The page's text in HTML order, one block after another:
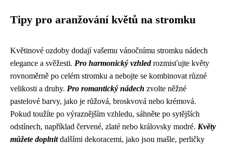
Tipy pro aranžování květů na stromku
Květinové ozdoby dodají vašemu vánočnímu stromku nádech
elegance a svěžesti. Pro harmonický vzhledrozmisťujte květy
rovnoměrně po celém stromku a nebojte se kombinovat různé
velikosti a druhy. Pro romantický nádech zvolte něžné
pastelové barvy, jako je růžová, broskvová nebo krémová.
Pokud toužíte po výraznějším vzhledu, sáhněte po sytějších
odstínech, například červené, zlaté nebo královsky modré. Květy
můžete doplnitdalšími dekoracemi, jako jsou mašle, perličky